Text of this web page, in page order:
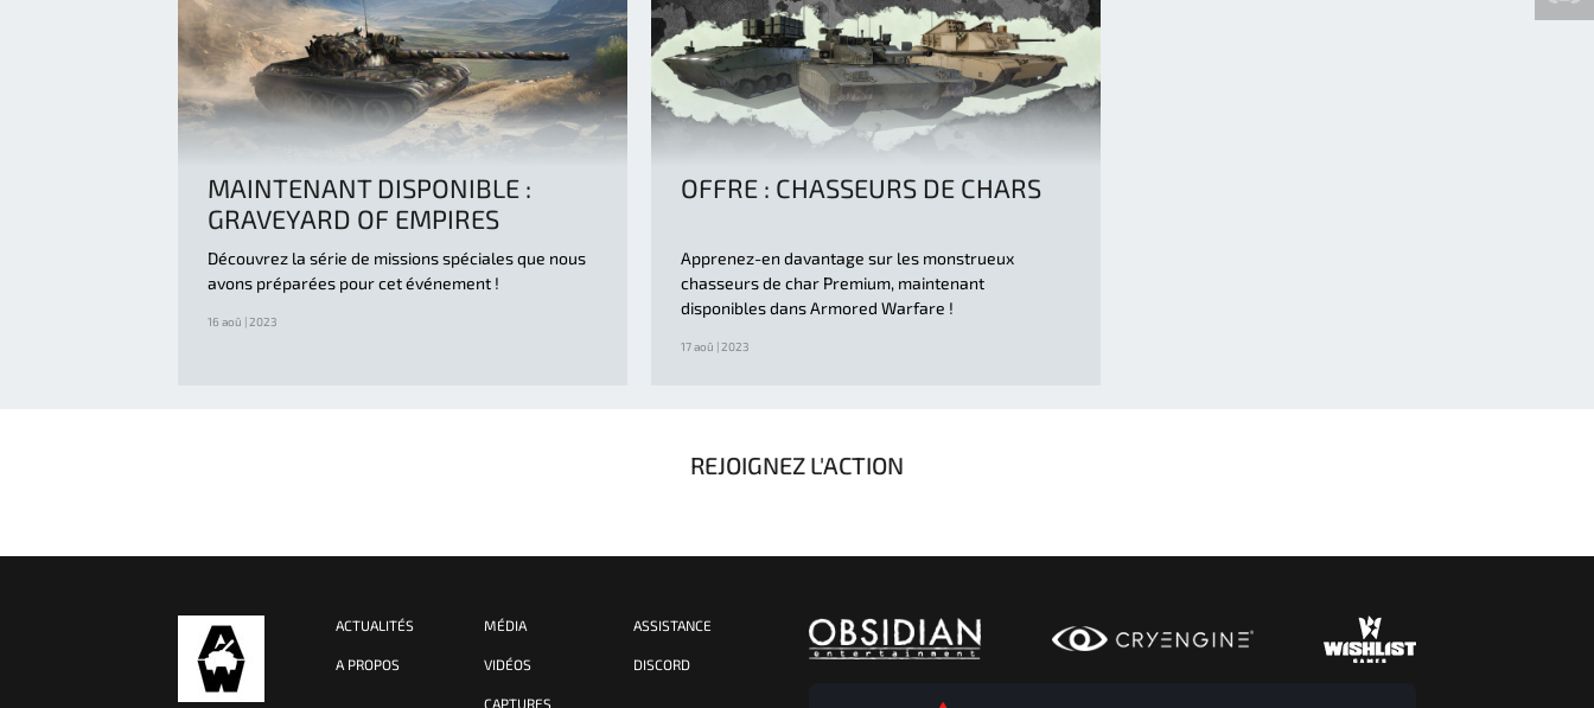
MAINTENANT DISPONIBLE :
GRAVEYARD OF EMPIRES
Découvrez la série de missions spéciales que nous
avons préparées pour cet événement !
16 aoû | 2023
OFFRE : CHASSEURS DE CHARS
Apprenez-en davantage sur les monstrueux
chasseurs de char Premium, maintenant
disponibles dans Armored Warfare !
17 aoû | 2023
REJOIGNEZ L'ACTION
ACTUALITÉS
A PROPOS
MÉDIA
VIDÉOS
CAPTURES
ASSISTANCE
DISCORD